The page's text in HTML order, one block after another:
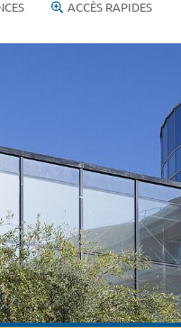
ACCÈS RAPIDES